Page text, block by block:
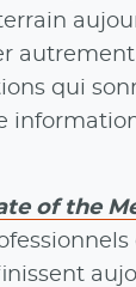
autrement
qui
of the